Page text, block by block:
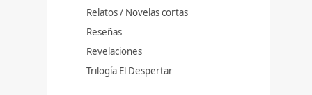
Relatos / Novelas cortas
Reseñas
Revelaciones
Trilogía El Despertar